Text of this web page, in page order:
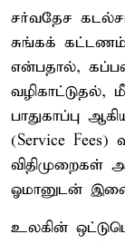
சர்வதேச
சுங்கக் கட்டணம்
என்பதால்,
வழிகாட்டுதல்,
பாதுகாப்பு
(Service Fees)
விதிமுறைகள்
ஓமானுடன்
உலகின்